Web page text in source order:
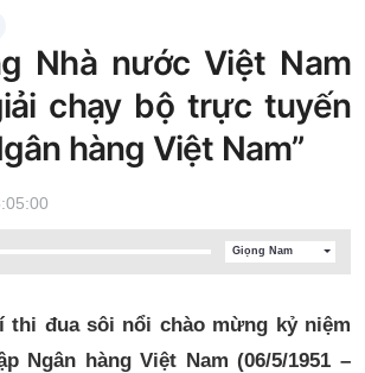
Nhà nước Việt Nam
chạy bộ trực tuyến
hàng Việt Nam”
Giọng Nam
thi đua sôi nổi chào mừng kỷ niệm
Ngân hàng Việt Nam (06/5/1951 –